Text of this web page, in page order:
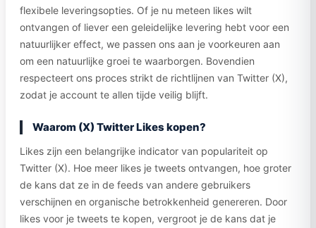
flexibele leveringsopties. Of je nu meteen likes wilt
ontvangen of liever een geleidelijke levering hebt voor een
natuurlijker effect, we passen ons aan je voorkeuren aan
om een natuurlijke groei te waarborgen. Bovendien
respecteert ons proces strikt de richtlijnen van Twitter (X),
zodat je account te allen tijde veilig blijft.
Waarom (X) Twitter Likes kopen?
Likes zijn een belangrijke indicator van populariteit op
Twitter (X). Hoe meer likes je tweets ontvangen, hoe groter
de kans dat ze in de feeds van andere gebruikers
verschijnen en organische betrokkenheid genereren. Door
likes voor je tweets te kopen, vergroot je de kans dat je